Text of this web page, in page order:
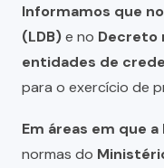
Informamos que
(LDB)e no Decreto
entidades de
para o exercício de
Em áreas em que
normas do